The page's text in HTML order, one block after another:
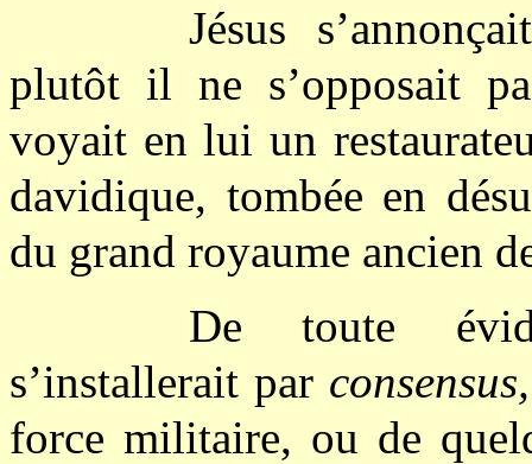
Jésus
plutôt il ne s’opposait
voyait en lui un
davidique, tombée en
du grand royaume ancien
De toute
s’installerait par consensus,
force militaire, ou de